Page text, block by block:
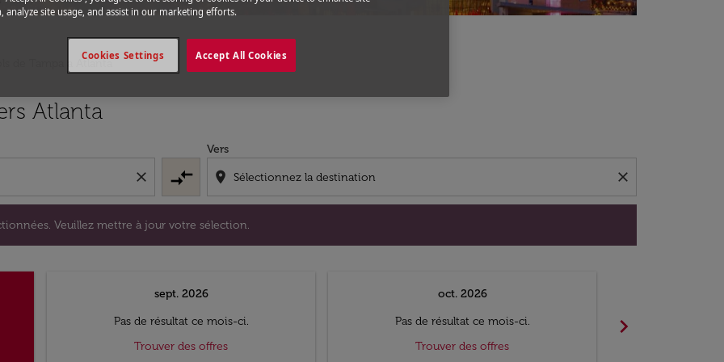
de Tampa a Atlanta
Atlanta
close compare_arrows
Vers
location_on close
Veuillez mettre à jour votre sélection.
Veuillez mettre à jour votre sélection.
sept. 2026
Pas de résultat ce mois-ci.
Trouver des offres
oct. 2026
Pas de résultat ce mois-ci.
Trouver des offres
chevron_right
analyze site usage, and assist in our marketing efforts.
Accept All Cookies
Cookies Settings